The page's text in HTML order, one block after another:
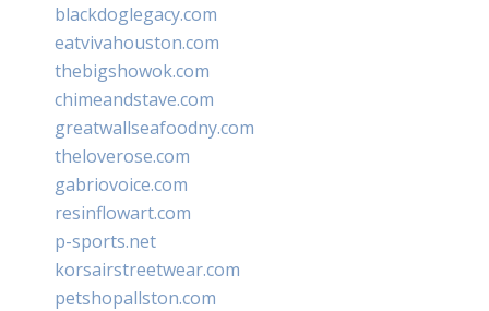
blackdoglegacy.com
eatvivahouston.com
thebigshowok.com
chimeandstave.com
greatwallseafoodny.com
theloverose.com
gabriovoice.com
resinflowart.com
p-sports.net
korsairstreetwear.com
petshopallston.com